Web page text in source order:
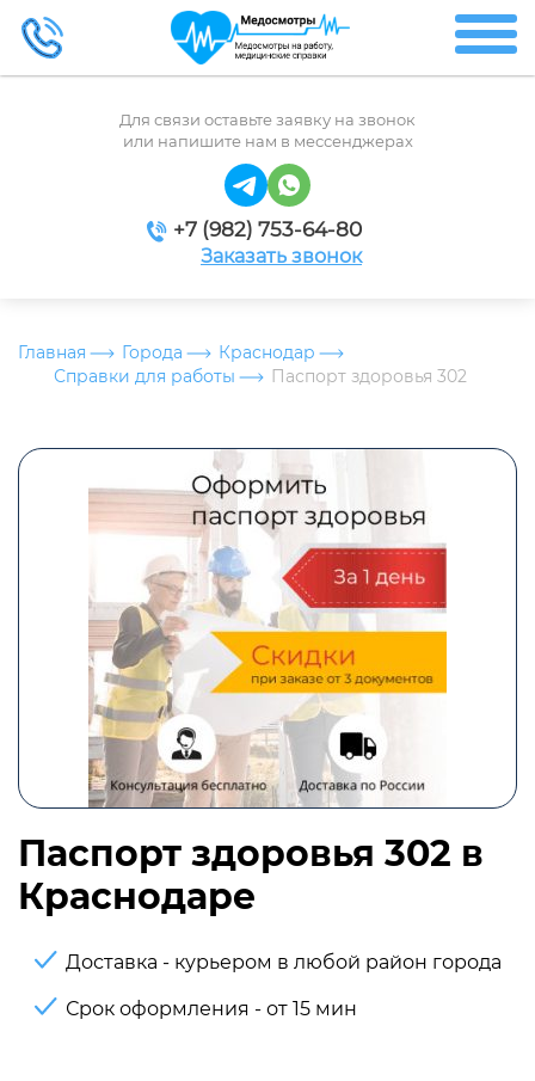
Для связи оставьте заявку на звонок
или напишите нам в мессенджерах
+7 (982) 753-64-80
Заказать звонок
Главная Города
Краснодар
Справки для работы
Паспорт здоровья 302
Паспорт здоровья 302 в
Краснодаре
Доставка - курьером в любой район города
Срок оформления - от 15 мин